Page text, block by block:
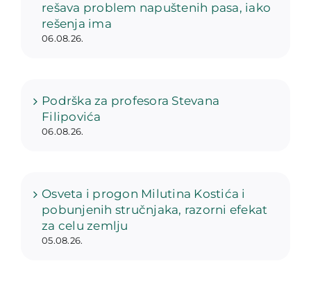
rešava problem napuštenih pasa, iako
rešenja ima
06.08.26.
Podrška za profesora Stevana
Filipovića
06.08.26.
Osveta i progon Milutina Kostića i
pobunjenih stručnjaka, razorni efekat
za celu zemlju
05.08.26.